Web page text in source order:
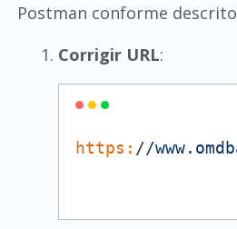
Postman conforme
Corrigir URL:
https: //